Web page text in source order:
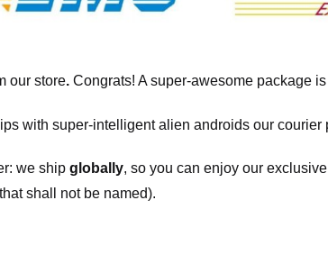
our store. Congrats! A super-awesome package
with super-intelligent alien androids our
we ship globally, so you can enjoy our
shall not be named).